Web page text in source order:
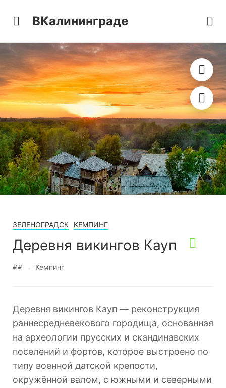
ВКалининграде
ЗЕЛЕНОГРАДСК КЕМПИНГ
Деревня викингов Кауп
₽₽ Кемпинг
Деревня викингов Кауп — реконструкция
раннесредневекового городища, основанная
на археологии прусских и скандинавских
поселений и фортов, которое выстроено по
типу военной датской крепости,
окружённой валом, с южными и северными